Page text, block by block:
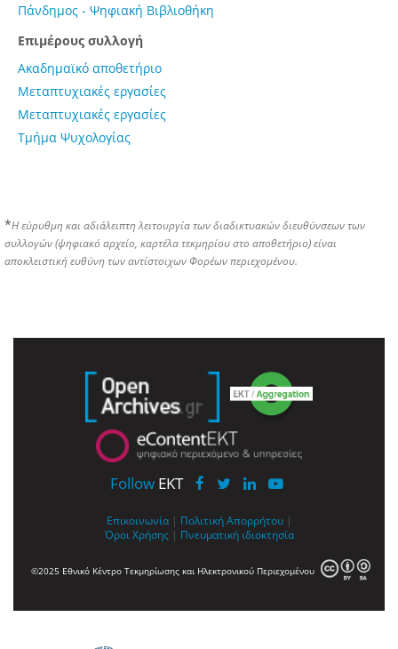
Πάνδημος - Ψηφιακή Βιβλιοθήκη
Επιμέρους συλλογή
Ακαδημαϊκό αποθετήριο
Μεταπτυχιακές εργασίες
Μεταπτυχιακές εργασίες
Τμήμα Ψυχολογίας
*Η εύρυθμη και αδιάλειπτη λειτουργία των διαδικτυακών διευθύνσεων των
συλλογών (ψηφιακό αρχείο, καρτέλα τεκμηρίου στο αποθετήριο) είναι
αποκλειστική ευθύνη των αντίστοιχων Φορέων περιεχομένου.
Follow EKT
Επικοινωνία | Πολιτική Απορρήτου |
Όροι Χρήσης | Πνευματική ιδιοκτησία
©2025 Εθνικό Κέντρο Τεκμηρίωσης και Ηλεκτρονικού Περιεχομένου